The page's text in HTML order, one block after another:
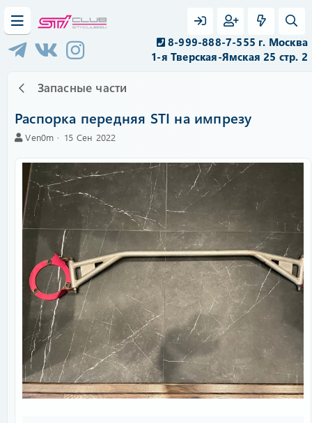
8-999-888-7-555 г. Москва
1-я Тверская-Ямская 25 стр. 2
Запасные части
Распорка передняя STI на импрезу
А
т
о
р
Ven0m
C
e
a
i
o
d
t
e
15 Сен 2022